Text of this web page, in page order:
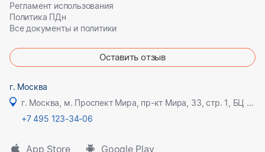
Регламент использования
Политика ПДн
Все документы и политики
Оставить отзыв
г. Москва
г. Москва, м. Проспект Мира, пр-кт Мира, 33, стр. 1, БЦ Олимпик плаза
+7 495 123-34-06
App Store Google Play